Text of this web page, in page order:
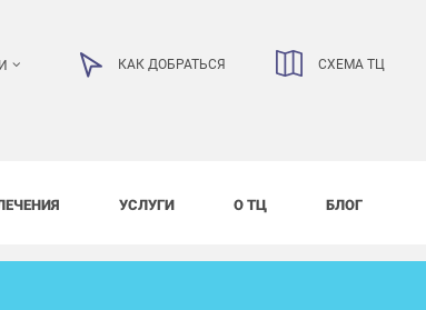
КАК ДОБРАТЬСЯ СХЕМА ТЦ
УСЛУГИ О ТЦ БЛОГ